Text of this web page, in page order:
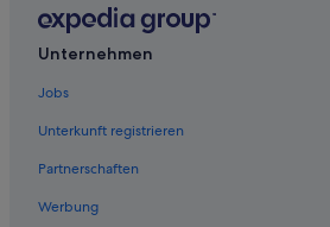
Saville Hotels and Resorts in East Perth
Cambridge Town: Hotels
Unternehmen
Jobs
Unterkunft registrieren
Partnerschaften
Werbung